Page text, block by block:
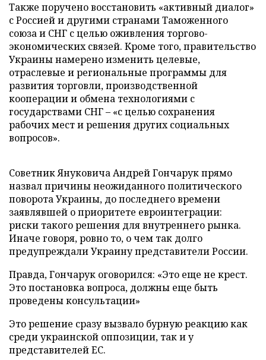
Также поручено восстановить «активный диалог»
с Россией и другими странами Таможенного
союза и СНГ с целью оживления торгово-
экономических связей. Кроме того, правительство
Украины намерено изменить целевые,
отраслевые и региональные программы для
развития торговли, производственной
кооперации и обмена технологиями с
государствами СНГ – «с целью сохранения
рабочих мест и решения других социальных
вопросов».
Советник Януковича Андрей Гончарук прямо
назвал причины неожиданного политического
поворота Украины, до последнего времени
заявлявшей о приоритете евроинтеграции:
риски такого решения для внутреннего рынка.
Иначе говоря, ровно то, о чем так долго
предупреждали Украину представители России.
Правда, Гончарук оговорился: «Это еще не крест.
Это постановка вопроса, должны еще быть
проведены консультации»
Это решение сразу вызвало бурную реакцию как
среди украинской оппозиции, так и у
представителей ЕС.